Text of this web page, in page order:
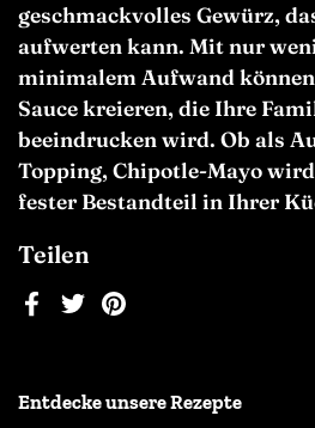
Teilen
Facebook
TwitterPinterest
geschmackvolles Gewürz,
aufwerten kann. Mit nur
minimalem Aufwand können
Sauce kreieren, die Ihre
beeindrucken wird. Ob als
Topping, Chipotle-Mayo
fester Bestandteil in Ihrer
Entdecke unsere Rezepte